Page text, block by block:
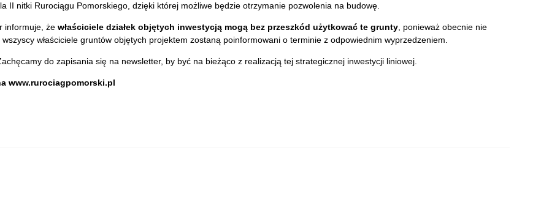
II nitki Rurociągu Pomorskiego, dzięki której możliwe będzie otrzymanie pozwolenia na budowę.
informuje, że właściciele działek objętych inwestycją mogą bez przeszkód użytkować te grunty , ponieważ obecnie nie
właściciele gruntów objętych projektem zostaną poinformowani o terminie z odpowiednim wyprzedzeniem.
do zapisania się na newsletter, by być na bieżąco z realizacją tej strategicznej inwestycji liniowej.
www.rurociagpomorski.pl